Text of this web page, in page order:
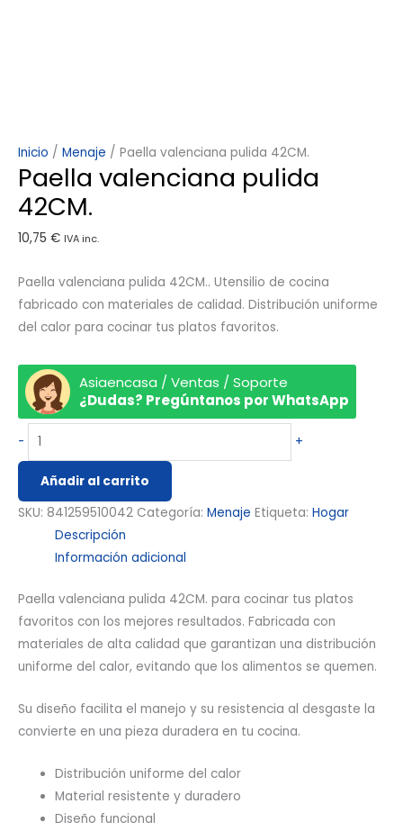
Inicio / Menaje / Paella valenciana pulida 42CM.
Paella valenciana pulida
42CM.
10,75 € IVA inc.
Paella valenciana pulida 42CM.. Utensilio de cocina
fabricado con materiales de calidad. Distribución uniforme
del calor para cocinar tus platos favoritos.
Asiaencasa / Ventas / Soporte
¿Dudas? Pregúntanos por WhatsApp
- +
Añadir al carrito
SKU: 841259510042 Categoría: Menaje Etiqueta: Hogar
Descripción
Información adicional
Paella valenciana pulida 42CM. para cocinar tus platos
favoritos con los mejores resultados. Fabricada con
materiales de alta calidad que garantizan una distribución
uniforme del calor, evitando que los alimentos se quemen.
Su diseño facilita el manejo y su resistencia al desgaste la
convierte en una pieza duradera en tu cocina.
Distribución uniforme del calor
Material resistente y duradero
Diseño funcional